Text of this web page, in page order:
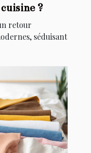
?
retour
séduisant